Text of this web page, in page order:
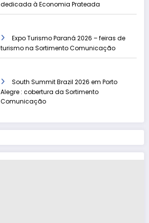
dedicada à Economia Prateada
Expo Turismo Paraná 2026 – feiras de
turismo na Sortimento Comunicação
South Summit Brazil 2026 em Porto
Alegre : cobertura da Sortimento
Comunicação